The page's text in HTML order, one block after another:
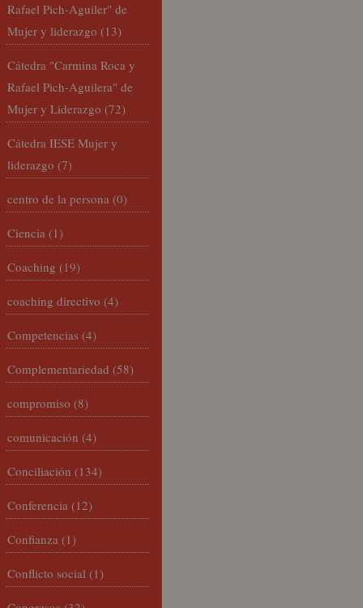
Rafael Pich-Aguiler" de
Mujer y liderazgo (13)
Cátedra "Carmina Roca y
Rafael Pich-Aguilera" de
Mujer y Liderazgo (72)
Cátedra IESE Mujer y
liderazgo (7)
centro de la persona (0)
Ciencia (1)
Coaching (19)
coaching directivo (4)
Competencias (4)
Complementariedad (58)
compromiso (8)
comunicación (4)
Conciliación (134)
Conferencia (12)
Confianza (1)
Conflicto social (1)